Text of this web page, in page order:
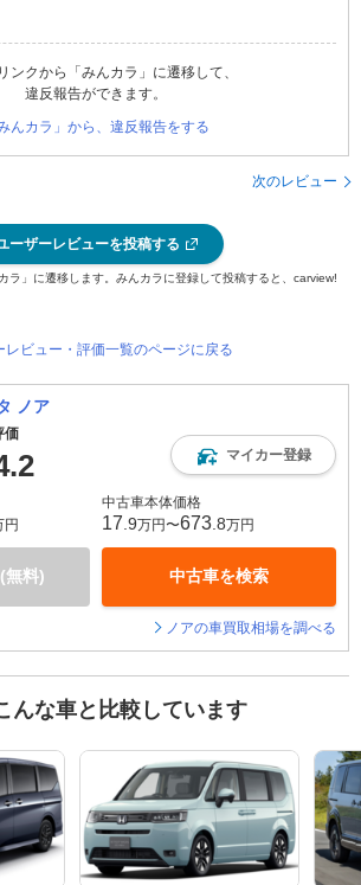
ンクから「みんカラ」に遷移して、
違反報告ができます。
みんカラ」から、違反報告をする
次のレビュー
ーザーレビューを投稿する
ラ」に遷移します。みんカラに登録して投稿すると、carview!
レビュー・評価一覧のページに戻る
ノア
価
マイカー登録
円
無料)
中古車本体価格
17 .9万円〜673 .8万円
中古車を検索
ノアの車買取相場を調べる
んな車と比較しています